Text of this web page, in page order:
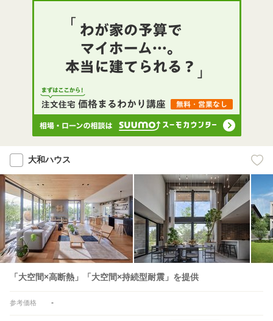
大和ハウス
「大空間×高断熱」「大空間×持続型耐震」を提供
参考価格 -